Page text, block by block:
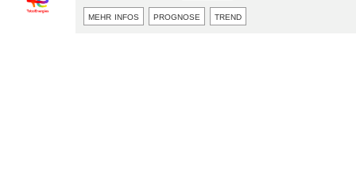
mehr infos prognose trend